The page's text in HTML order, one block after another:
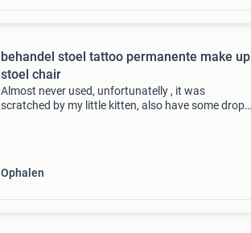
behandel stoel tattoo permanente make up
stoel chair
Almost never used, unfortunatelly , it was
scratched by my little kitten, also have some drops
Ophalen